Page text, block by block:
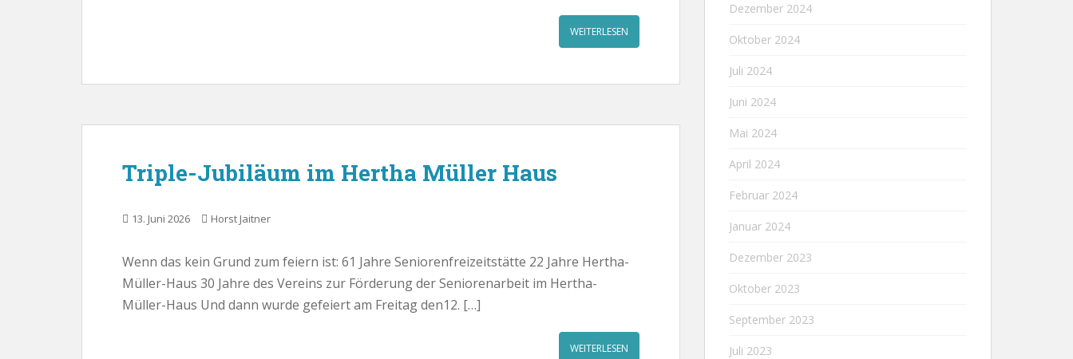
WEITERLESEN
Triple-Jubiläum im Hertha Müller Haus
13. Juni 2026 Horst Jaitner
Wenn das kein Grund zum feiern ist: 61 Jahre Seniorenfreizeitstätte 22 Jahre Hertha-
Müller-Haus 30 Jahre des Vereins zur Förderung der Seniorenarbeit im Hertha-
Müller-Haus Und dann wurde gefeiert am Freitag den12. […]
WEITERLESEN
Dezember 2024
Oktober 2024
Juli 2024
Juni 2024
Mai 2024
April 2024
Februar 2024
Januar 2024
Dezember 2023
Oktober 2023
September 2023
Juli 2023